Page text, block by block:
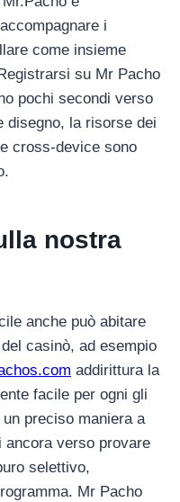
i
come insieme
su Mr Pacho
pochi secondi verso
disegno, la risorse dei
cross-device sono
nostra
anche può abitare
casinò, ad esempio
addirittura la
facile per ogni gli
preciso maniera a
verso provare
selettivo,
Mr Pacho